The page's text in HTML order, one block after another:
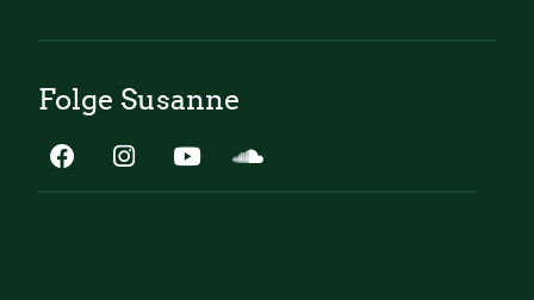
Folge Susanne